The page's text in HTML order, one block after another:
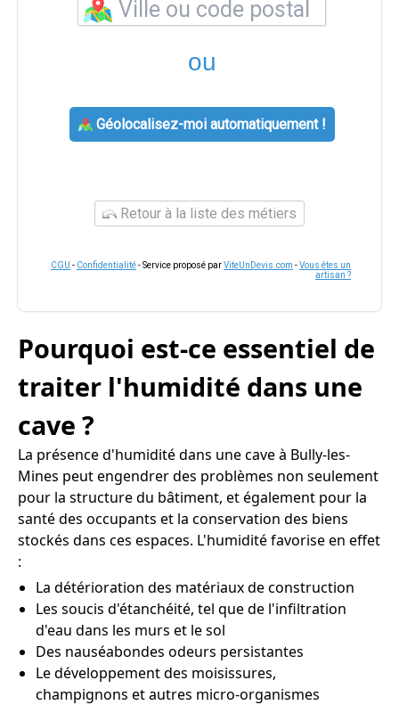
ou
Géolocalisez-moi automatiquement !
Retour à la liste des métiers
CGU - Confidentialité- Service proposé parViteUnDevis.com -Vous êtes un
artisan ?
Pourquoi est-ce essentiel de
traiter l'humidité dans une
cave ?
La présence d'humidité dans une cave à Bully-les-
Mines peut engendrer des problèmes non seulement
pour la structure du bâtiment, et également pour la
santé des occupants et la conservation des biens
stockés dans ces espaces. L'humidité favorise en effet
:
La détérioration des matériaux de construction
Les soucis d'étanchéité, tel que de l'infiltration
d'eau dans les murs et le sol
Des nauséabondes odeurs persistantes
Le développement des moisissures,
champignons et autres micro-organismes